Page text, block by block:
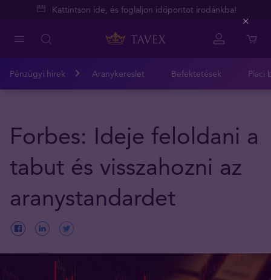
Kattintson ide, és foglaljon időpontot irodánkba!
Pénzügyi hírek Aranykereslet Befektetések Piaci
Forbes: Ideje feloldani a
tabut és visszahozni az
aranystandardet
Close